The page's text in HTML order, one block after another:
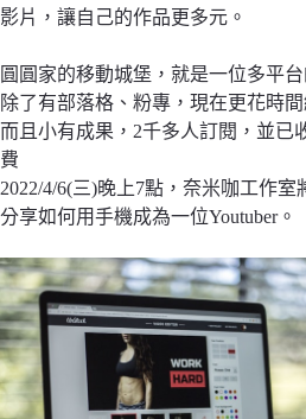
影片，讓自己的作品更多元。
圓圓家的移動城堡，就是一位多平
除了有部落格、粉專，現在更花時間
而且小有成果，2千多人訂閱，並已
費
2022/4/6(三)晚上7點，奈米咖工作
分享如何用手機成為一位Youtuber。